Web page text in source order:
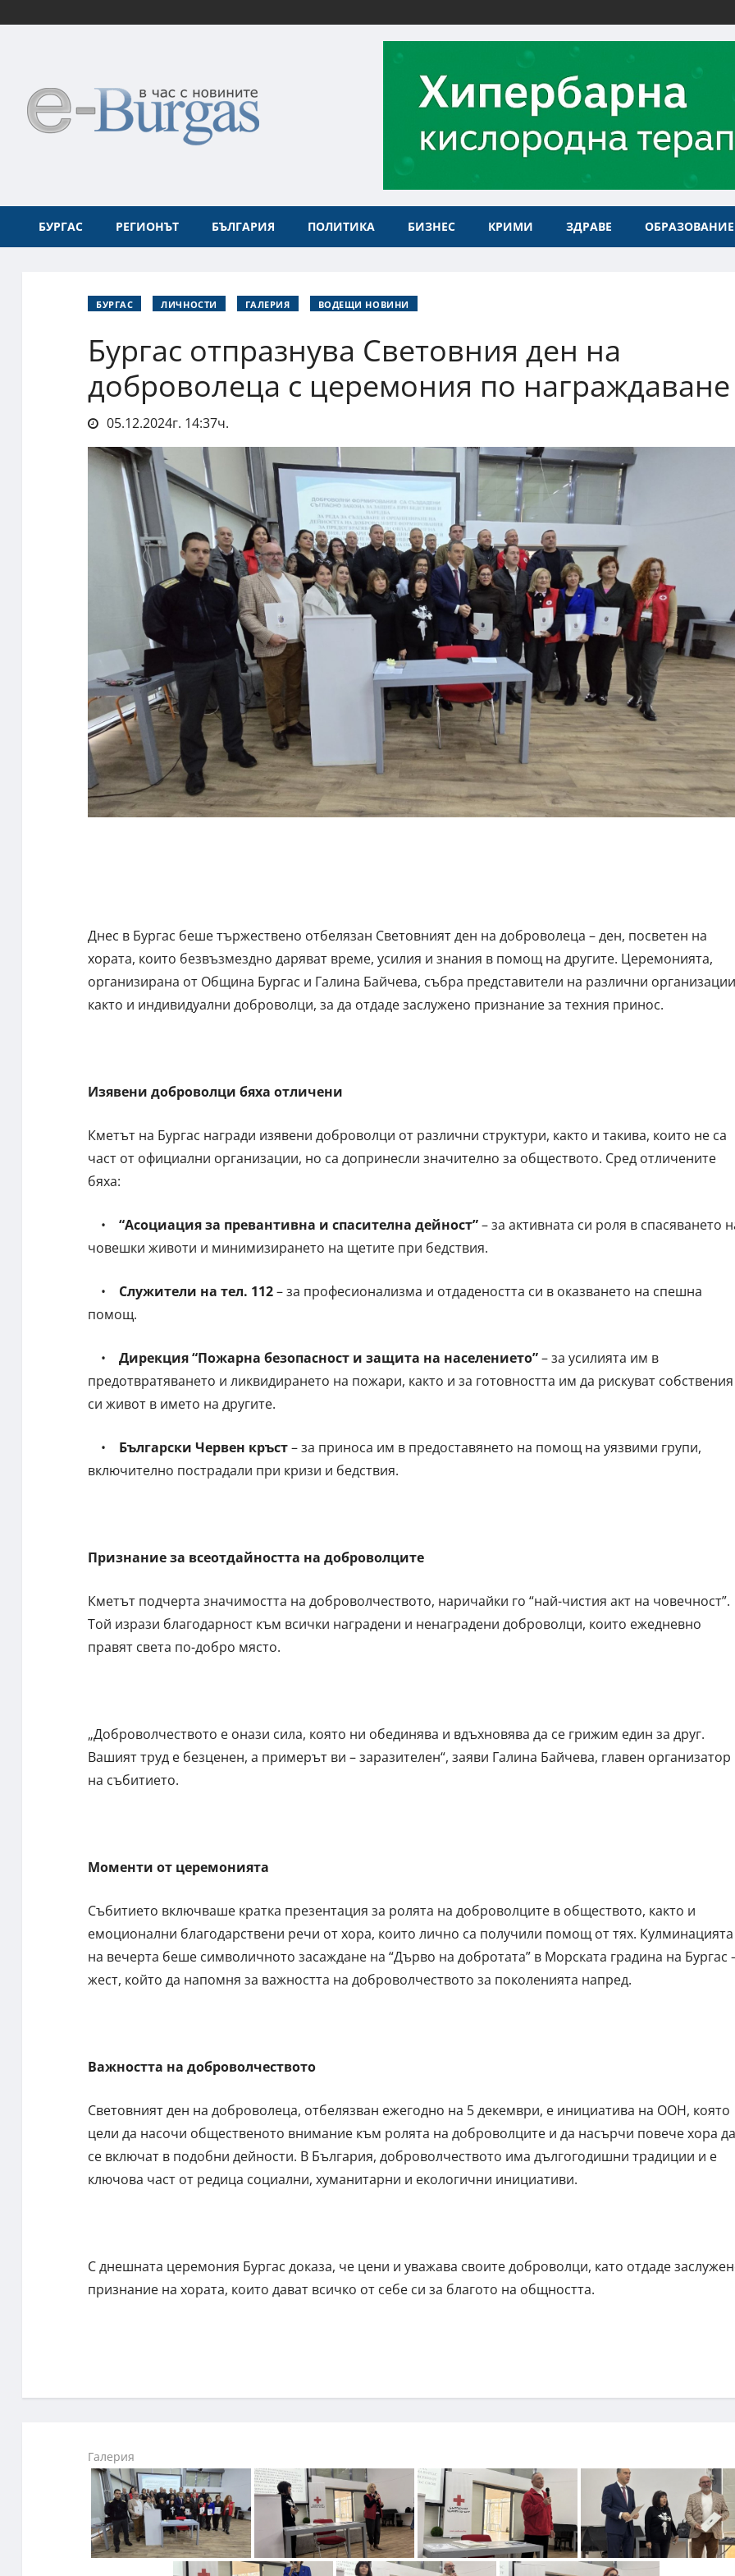
БУРГАС РЕГИОНЪТ БЪЛГАРИЯ ПОЛИТИКА БИЗНЕС КРИМИ ЗДРАВЕ ОБРАЗОВАНИЕ
БУРГАС ЛИЧНОСТИ ГАЛЕРИЯ ВОДЕЩИ НОВИНИ
Бургас отпразнува Световния ден на
доброволеца с церемония по награждаване
05.12.2024г. 14:37ч.
Днес в Бургас беше тържествено отбелязан Световният ден на доброволеца – ден, посветен на
хората, които безвъзмездно даряват време, усилия и знания в помощ на другите. Церемонията,
организирана от Община Бургас и Галина Байчева, събра представители на различни
както и индивидуални доброволци, за да отдаде заслужено признание за техния принос.
Изявени доброволци бяха отличени
Кметът на Бургас награди изявени доброволци от различни структури, както и такива, които не са
част от официални организации, но са допринесли значително за обществото. Сред отличените
бяха:
• “Асоциация за превантивна и спасителна дейност”– за активната си роля в спасяването
човешки животи и минимизирането на щетите при бедствия.
• Служители на тел. 112– за професионализма и отдадеността си в оказването на спешна
помощ.
• Дирекция “Пожарна безопасност и защита на населението”– за усилията им в
предотвратяването и ликвидирането на пожари, както и за готовността им да рискуват собствения
си живот в името на другите.
• Български Червен кръст– за приноса им в предоставянето на помощ на уязвими групи,
включително пострадали при кризи и бедствия.
Признание за всеотдайността на доброволците
Кметът подчерта значимостта на доброволчеството, наричайки го “най-чистия акт на човечност”.
Той изрази благодарност към всички наградени и ненаградени доброволци, които ежедневно
правят света по-добро място.
„Доброволчеството е онази сила, която ни обединява и вдъхновява да се грижим един за друг.
Вашият труд е безценен, а примерът ви – заразителен“, заяви Галина Байчева, главен организатор
на събитието.
Моменти от церемонията
Събитието включваше кратка презентация за ролята на доброволците в обществото, както и
емоционални благодарствени речи от хора, които лично са получили помощ от тях. Кулминацията
на вечерта беше символичното засаждане на “Дърво на добротата” в Морската градина на Бургас
жест, който да напомня за важността на доброволчеството за поколенията напред.
Важността на доброволчеството
Световният ден на доброволеца, отбелязван ежегодно на 5 декември, е инициатива на ООН, която
цели да насочи общественото внимание към ролята на доброволците и да насърчи повече хора да
се включат в подобни дейности. В България, доброволчеството има дългогодишни традиции и е
ключова част от редица социални, хуманитарни и екологични инициативи.
С днешната церемония Бургас доказа, че цени и уважава своите доброволци, като отдаде
признание на хората, които дават всичко от себе си за благото на общността.
Галерия